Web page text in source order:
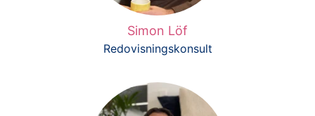
Simon Löf
Redovisningskonsult